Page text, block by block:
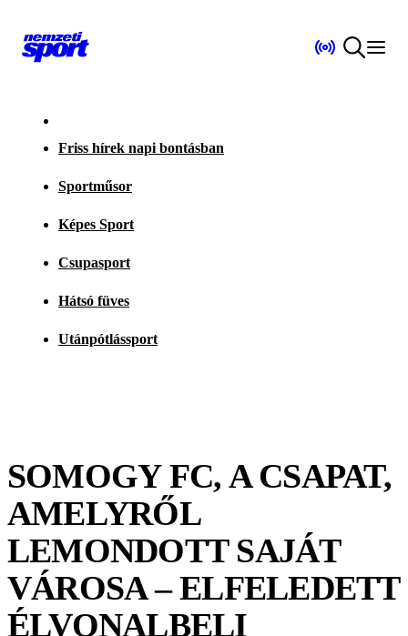
Friss hírek napi bontásban
Sportműsor
Képes Sport
Csupasport
Hátsó füves
Utánpótlássport
SOMOGY FC, A CSAPAT,
AMELYRŐL
LEMONDOTT SAJÁT
VÁROSA – ELFELEDETT
ÉLVONALBELI